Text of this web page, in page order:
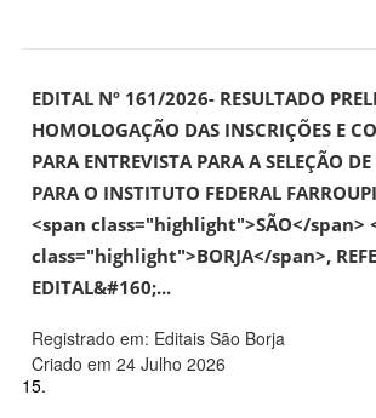
EDITAL Nº 161/2026- RESULTADO
HOMOLOGAÇÃO DAS INSCRIÇÕES E
PARA ENTREVISTA PARA A SELEÇÃO
PARA O INSTITUTO FEDERAL
<span class="highlight">SÃO</span>
class="highlight">BORJA</span>,
EDITAL&#160;...
Registrado em: Editais São Borja
Criado em 24 Julho 2026
15.